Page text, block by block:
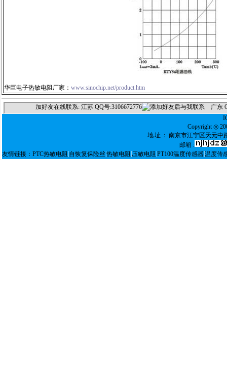
华巨电子热敏电阻厂家： www.sinochip.net/product.htm
Copyright ◎
地址： 南京市江宁区天元中
邮箱 :
友情链接： PTC热敏电阻 自恢复保险丝 热敏电阻 压敏电阻 PT100温度传感器|温度传